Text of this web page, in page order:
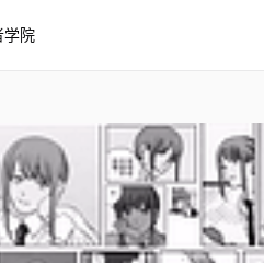
学院